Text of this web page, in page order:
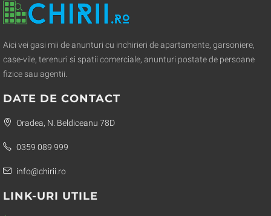
Aici vei gasi mii de anunturi cu inchirieri de apartamente, garsoniere,
case-vile, terenuri si spatii comerciale, anunturi postate de persoane
fizice sau agentii.
DATE DE CONTACT
Oradea, N. Beldiceanu 78D
0359 089 999
info@chirii.ro
LINK-URI UTILE